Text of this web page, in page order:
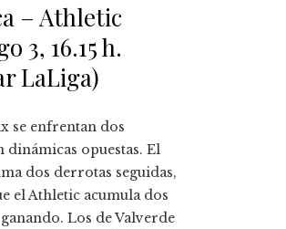
– Athletic
3, 16.15 h.
LaLiga)
se enfrentan dos
dinámicas opuestas. El
dos derrotas seguidas,
el Athletic acumula dos
Los de Valverde